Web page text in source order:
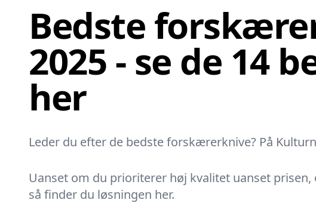
Bedste
2025 - se de 14
her
Leder du efter de bedste forskærerknive? På
Uanset om du prioriterer høj kvalitet uanset
så finder du løsningen her.